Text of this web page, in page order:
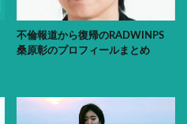
不倫報道から復帰のRADWINPS
桑原彰のプロフィールまとめ